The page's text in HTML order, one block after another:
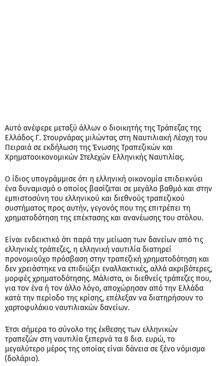
Αυτό ανέφερε μεταξύ άλλων ο διοικητής της Τράπεζας της
Ελλάδος Γ. Στουρνάρας μιλώντας στη Ναυτιλιακή Λέσχη του
Πειραιά σε εκδήλωση της Ένωσης Τραπεζικών και
Χρηματοοικονομικών Στελεχών Ελληνικής Ναυτιλίας.
Ο ίδιος υπογράμμισε ότι η ελληνική οικονομία επιδεικνύει
ένα δυναμισμό ο οποίος βασίζεται σε μεγάλο βαθμό και στην
εμπιστοσύνη του ελληνικού και διεθνούς τραπεζικού
συστήματος προς αυτήν, γεγονός που της επιτρέπει τη
χρηματοδότηση της επέκτασης και ανανέωσης του στόλου.
Είναι ενδεικτικό ότι παρά την μείωση των δανείων από τις
ελληνικές τράπεζες, η ελληνική ναυτιλία διατηρεί
προνομιούχο πρόσβαση στην τραπεζική χρηματοδότηση και
δεν χρειάστηκε να επιδιώξει εναλλακτικές, αλλά ακριβότερες,
μορφές χρηματοδότησης. Μάλιστα, οι διεθνείς τράπεζες που,
για τον ένα ή τον άλλο λόγο, αποχώρησαν από την Ελλάδα
κατά την περίοδο της κρίσης, επέλεξαν να διατηρήσουν το
χαρτοφυλάκιο ναυτιλιακών δανείων.
Έτσι σήμερα το σύνολο της έκθεσης των ελληνικών
τραπεζών στη ναυτιλία ξεπερνά τα 8 δισ. ευρώ, το
μεγαλύτερο μέρος της οποίας είναι δάνεια σε ξένο νόμισμα
(δολάριο).